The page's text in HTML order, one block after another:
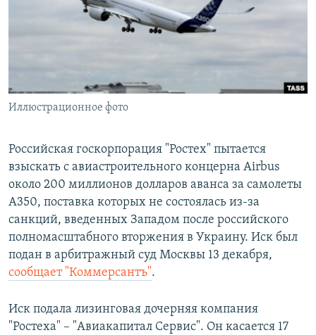
ПОБЕДИТЕЛЕЙ НЕ СУДЯТ?
ELIFBE
УКРАИНСКАЯ ПРОБЛЕМА КРЫМА
ПРИСОЕДИНЯЙТЕСЬ!
Все сайты RFE/RL
Иллюстрационное фото
Российская госкорпорация "Ростех" пытается
взыскать с авиастроительного концерна Airbus
около 200 миллионов долларов аванса за самолеты
A350, поставка которых не состоялась из-за
санкций, введенных Западом после российского
полномасштабного вторжения в Украину. Иск был
подан в арбитражный суд Москвы 13 декабря,
сообщает "Коммерсантъ".
Иск подала лизинговая дочерняя компания
"Ростеха" – "Авиакапитал Сервис". Он касается 17